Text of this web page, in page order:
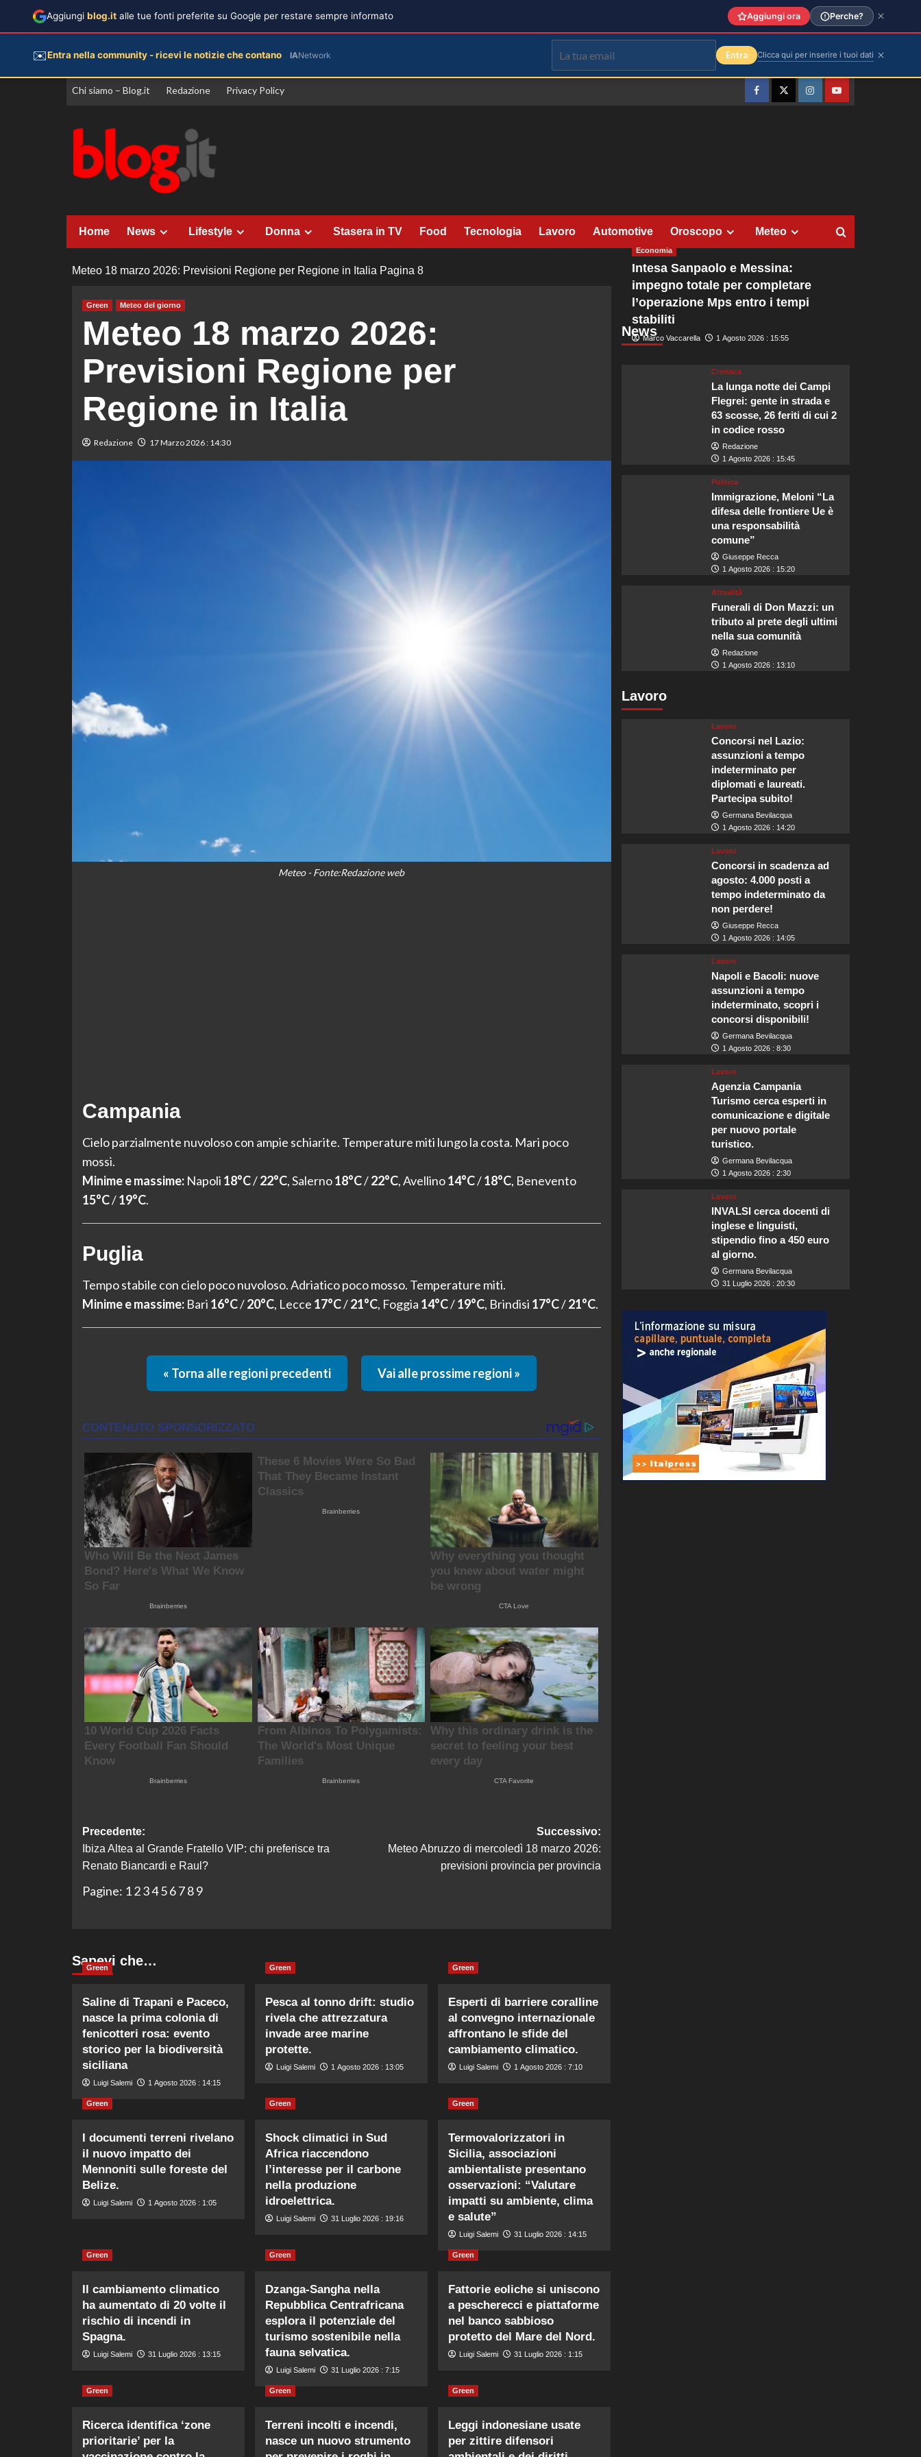
Vai
Chi siamo – Blog.it Redazione Privacy Policy
FacebookTwitterInstagramYouTube
Home News Lifestyle Donna Stasera in TV Food Tecnologia Lavoro Automotive Oroscopo Meteo
Meteo 18 marzo 2026: Previsioni Regione per Regione in Italia Pagina 8
Green Meteo del giorno
Meteo 18 marzo 2026:
Previsioni Regione per
Regione in Italia
Redazione 17 Marzo 2026 : 14:30
Meteo - Fonte:Redazione web
Campania
Cielo parzialmente nuvoloso con ampie schiarite. Temperature miti lungo la costa. Mari poco
mossi.
Minime e massime:Napoli 18°C/22°C, Salerno18°C/22°C, Avellino14°C/18°C, Benevento
15°C/19°C.
Puglia
Tempo stabile con cielo poco nuvoloso. Adriatico poco mosso. Temperature miti.
Minime e massime:Bari 16°C/20°C, Lecce 17°C/21°C, Foggia 14°C/19°C, Brindisi 17°C/21°C.
« Torna alle regioni precedenti Vai alle prossime regioni »
Navigazione
articolo
Precedente:
Ibiza Altea al Grande Fratello VIP: chi preferisce tra
Renato Biancardi e Raul?
Successivo:
Meteo Abruzzo di mercoledì 18 marzo 2026:
previsioni provincia per provincia
Pagine: 1 2 34 5 6 7 8 9
Sapevi che…
Green
Saline di Trapani e Paceco,
nasce la prima colonia di
fenicotteri rosa: evento
storico per la biodiversità
siciliana
Luigi Salemi 1 Agosto 2026 : 14:15
Green
Pesca al tonno drift: studio
rivela che attrezzatura
invade aree marine
protette.
Luigi Salemi 1 Agosto 2026 : 13:05
Green
Esperti di barriere coralline
al convegno internazionale
affrontano le sfide del
cambiamento climatico.
Luigi Salemi 1 Agosto 2026 : 7:10
Green
I documenti terreni rivelano
il nuovo impatto dei
Mennoniti sulle foreste del
Belize.
Luigi Salemi 1 Agosto 2026 : 1:05
Green
Shock climatici in Sud
Africa riaccendono
l’interesse per il carbone
nella produzione
idroelettrica.
Luigi Salemi 31 Luglio 2026 : 19:16
Green
Termovalorizzatori in
Sicilia, associazioni
ambientaliste presentano
osservazioni: “Valutare
impatti su ambiente, clima
e salute”
Luigi Salemi 31 Luglio 2026 : 14:15
Green
Il cambiamento climatico
ha aumentato di 20 volte il
rischio di incendi in
Spagna.
Luigi Salemi 31 Luglio 2026 : 13:15
Green
Dzanga-Sangha nella
Repubblica Centrafricana
esplora il potenziale del
turismo sostenibile nella
fauna selvatica.
Luigi Salemi 31 Luglio 2026 : 7:15
Green
Fattorie eoliche si uniscono
a pescherecci e piattaforme
nel banco sabbioso
protetto del Mare del Nord.
Luigi Salemi 31 Luglio 2026 : 1:15
Green
Ricerca identifica ‘zone
prioritarie’ per la
Green
Terreni incolti e incendi,
nasce un nuovo strumento
Green
Leggi indonesiane usate
per zittire difensori
News
Economia
Intesa Sanpaolo e Messina:
impegno totale per completare
l’operazione Mps entro i tempi
stabiliti
Marco Vaccarella 1 Agosto 2026 : 15:55
Cronaca
La lunga notte dei Campi
Flegrei: gente in strada e
63 scosse, 26 feriti di cui 2
in codice rosso
Redazione
1 Agosto 2026 : 15:45
Politica
Immigrazione, Meloni “La
difesa delle frontiere Ue è
una responsabilità
comune”
Giuseppe Recca
1 Agosto 2026 : 15:20
Attualità
Funerali di Don Mazzi: un
tributo al prete degli ultimi
nella sua comunità
Redazione
1 Agosto 2026 : 13:10
Lavoro
Lavoro
Concorsi nel Lazio:
assunzioni a tempo
indeterminato per
diplomati e laureati.
Partecipa subito!
Germana Bevilacqua
1 Agosto 2026 : 14:20
Lavoro
Concorsi in scadenza ad
agosto: 4.000 posti a
tempo indeterminato da
non perdere!
Giuseppe Recca
1 Agosto 2026 : 14:05
Lavoro
Napoli e Bacoli: nuove
assunzioni a tempo
indeterminato, scopri i
concorsi disponibili!
Germana Bevilacqua
1 Agosto 2026 : 8:30
Lavoro
Agenzia Campania
Turismo cerca esperti in
comunicazione e digitale
per nuovo portale
turistico.
Germana Bevilacqua
1 Agosto 2026 : 2:30
Lavoro
INVALSI cerca docenti di
inglese e linguisti,
stipendio fino a 450 euro
al giorno.
Germana Bevilacqua
31 Luglio 2026 : 20:30
Aggiungi blog.it alle tue fonti preferite su Google per restare sempre informato Aggiungi ora Perche?
✉️Entra nella community - ricevi le notizie che contano IANetwork Entra Clicca qui per inserire i tuoi dati